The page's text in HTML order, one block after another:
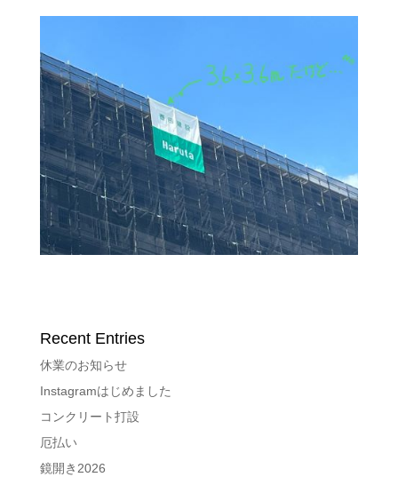
Recent Entries
休業のお知らせ
Instagramはじめました
コンクリート打設
厄払い
鏡開き2026